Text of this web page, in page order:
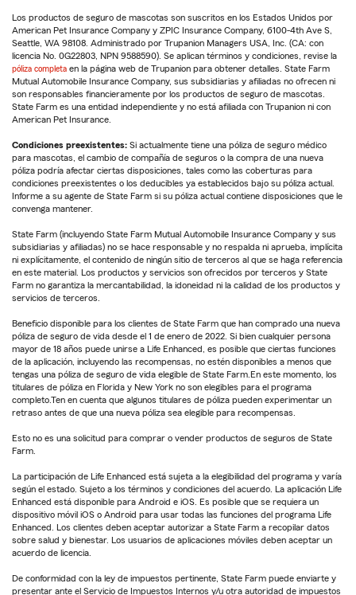
Los productos de seguro de mascotas son suscritos en los Estados Unidos por
American Pet Insurance Company y ZPIC Insurance Company, 6100-4th Ave S,
Seattle, WA 98108. Administrado por Trupanion Managers USA, Inc. (CA: con
licencia No. 0G22803, NPN 9588590). Se aplican términos y condiciones, revise la
póliza completa en la página web de Trupanion para obtener detalles. State Farm
Mutual Automobile Insurance Company, sus subsidiarias y afiliadas no ofrecen ni
son responsables financieramente por los productos de seguro de mascotas.
State Farm es una entidad independiente y no está afiliada con Trupanion ni con
American Pet Insurance.
Condiciones preexistentes: Si actualmente tiene una póliza de seguro médico
para mascotas, el cambio de compañía de seguros o la compra de una nueva
póliza podría afectar ciertas disposiciones, tales como las coberturas para
condiciones preexistentes o los deducibles ya establecidos bajo su póliza actual.
Informe a su agente de State Farm si su póliza actual contiene disposiciones que le
convenga mantener.
State Farm (incluyendo State Farm Mutual Automobile Insurance Company y sus
subsidiarias y afiliadas) no se hace responsable y no respalda ni aprueba, implícita
ni explícitamente, el contenido de ningún sitio de terceros al que se haga referencia
en este material. Los productos y servicios son ofrecidos por terceros y State
Farm no garantiza la mercantabilidad, la idoneidad ni la calidad de los productos y
servicios de terceros.
Beneficio disponible para los clientes de State Farm que han comprado una nueva
póliza de seguro de vida desde el 1 de enero de 2022. Si bien cualquier persona
mayor de 18 años puede unirse a Life Enhanced, es posible que ciertas funciones
de la aplicación, incluyendo las recompensas, no estén disponibles a menos que
tengas una póliza de seguro de vida elegible de State Farm.En este momento, los
titulares de póliza en Florida y New York no son elegibles para el programa
completo.Ten en cuenta que algunos titulares de póliza pueden experimentar un
retraso antes de que una nueva póliza sea elegible para recompensas.
Esto no es una solicitud para comprar o vender productos de seguros de State
Farm.
La participación de Life Enhanced está sujeta a la elegibilidad del programa y varía
según el estado. Sujeto a los términos y condiciones del acuerdo. La aplicación Life
Enhanced está disponible para Android e iOS. Es posible que se requiera un
dispositivo móvil iOS o Android para usar todas las funciones del programa Life
Enhanced. Los clientes deben aceptar autorizar a State Farm a recopilar datos
sobre salud y bienestar. Los usuarios de aplicaciones móviles deben aceptar un
acuerdo de licencia.
De conformidad con la ley de impuestos pertinente, State Farm puede enviarte y
presentar ante el Servicio de Impuestos Internos y/u otra autoridad de impuestos